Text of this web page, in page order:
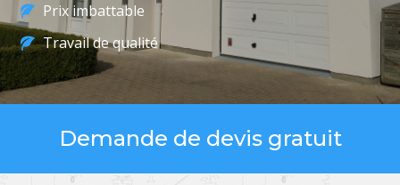
Prix imbattable
Travail de qualité
Demande de devis gratuit